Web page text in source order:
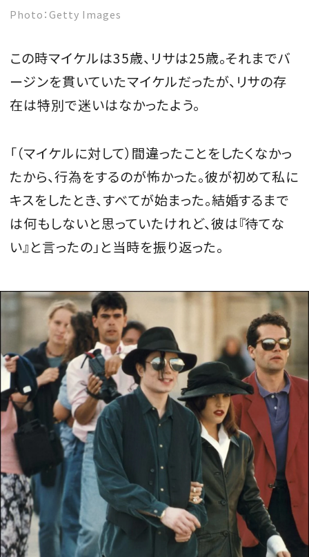
Photo：Getty Images
この時マイケルは35歳、リサは25歳。それまでバ
ージンを貫いていたマイケルだったが、リサの存
在は特別で迷いはなかったよう。
「（マイケルに対して）間違ったことをしたくなかっ
たから、行為をするのが怖かった。彼が初めて私に
キスをしたとき、すべてが始まった。結婚するまで
は何もしないと思っていたけれど、彼は『待てな
い』と言ったの」と当時を振り返った。